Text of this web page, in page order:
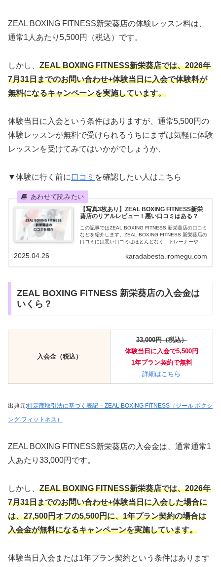
ZEAL BOXING FITNESS新栄葵店の体験レッスン料は、
通常1人あたり5,500円（税込）です。
しかし、 ZEAL BOXING FITNESS新栄葵店では、2026年
7月31日までのお問い合わせ+体験当日に入会で体験料が
無料になるキャンペーンを実施しています。
体験当日に入会という条件はありますが、通常5,500円の
体験レッスンが無料で受けられるうちにまずは気軽に体験
レッスンを受けてみてはいかがでしょうか、
▼体験に行く前に口コミ を確認したい人はこちら
【写真3枚あり】ZEAL BOXING FITNESS新栄
葵店のリアルレビュー！悪い口コミはある？
この記事ではZEAL BOXING FITNESS 新栄葵店の口コミ
などを紹介します。ZEAL BOXING FITNESS 新栄葵店の
口コミには悪い口コミはほとんどなく、トレーナーや施
karadabesta.iromegu.com
2025.04.26
ZEAL BOXING FITNESS 新栄葵店の入会金は
いくら？
入会金（税込）
33,000円（税込）
体験当日に入会で5,500円
1年プラン契約で無料
詳細はこちら
出典元:特定商取引法に基づく表記 – ZEAL BOXING FITNESS（ジール ボクシ
ング フィットネス）
ZEAL BOXING FITNESS新栄葵店の入会金は、通常通常1
人あたり33,000円です。
しかし、 ZEAL BOXING FITNESS新栄葵店では、2026年
7月31日までのお問い合わせ+体験当日に入会した場合に
は、27,500円オフの5,500円に、1年プラン契約の場合は
入会金が無料になるキャンペーンを実施しています。
体験当日入会または1年プラン契約という条件はあります